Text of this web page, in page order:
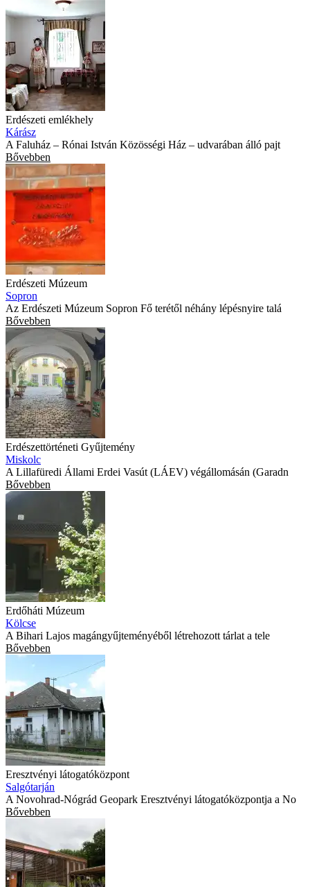
Erdészeti emlékhely
Kárász
A Faluház – Rónai István Közösségi Ház – udvarában álló pajt
Bővebben
Erdészeti Múzeum
Sopron
Az Erdészeti Múzeum Sopron Fő terétől néhány lépésnyire talá
Bővebben
Erdészettörténeti Gyűjtemény
Miskolc
A Lillafüredi Állami Erdei Vasút (LÁEV) végállomásán (Garadn
Bővebben
Erdőháti Múzeum
Kölcse
A Bihari Lajos magángyűjteményéből létrehozott tárlat a tele
Bővebben
Eresztvényi látogatóközpont
Salgótarján
A Novohrad-Nógrád Geopark Eresztvényi látogatóközpontja a No
Bővebben